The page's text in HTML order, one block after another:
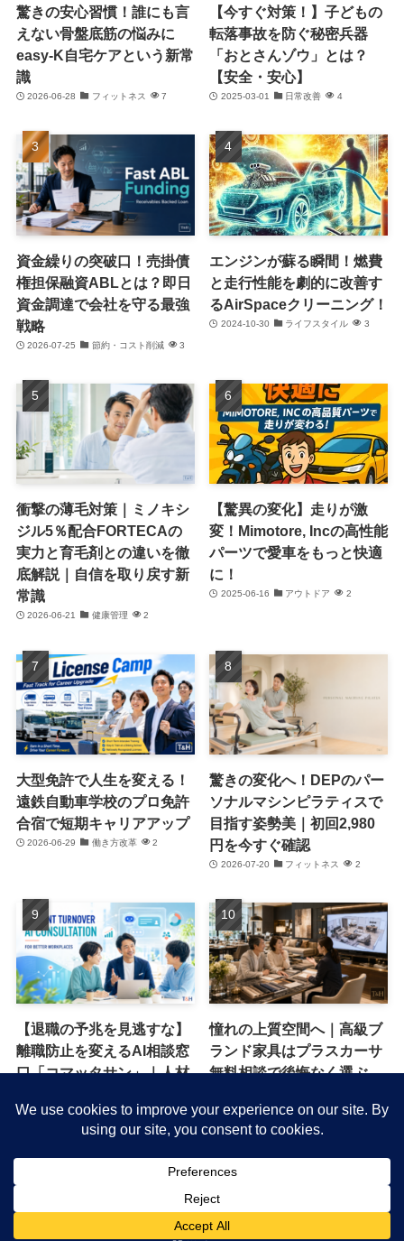
驚きの安心習慣！誰にも言
えない骨盤底筋の悩みに
easy-K自宅ケアという新常
識
2026-06-28 フィットネス 7
【今すぐ対策！】子どもの
転落事故を防ぐ秘密兵器
「おとさんゾウ」とは？
【安全・安心】
2025-03-01 日常改善 4
資金繰りの突破口！売掛債
権担保融資ABLとは？即日
資金調達で会社を守る最強
戦略
2026-07-25 節約・コスト削減 3
エンジンが蘇る瞬間！燃費
と走行性能を劇的に改善す
るAirSpaceクリーニング！
2024-10-30 ライフスタイル 3
衝撃の薄毛対策｜ミノキシ
ジル5％配合FORTECAの
実力と育毛剤との違いを徹
底解説｜自信を取り戻す新
常識
2026-06-21 健康管理 2
【驚異の変化】走りが激
変！Mimotore, Incの高性能
パーツで愛車をもっと快適
に！
2025-06-16 アウトドア 2
大型免許で人生を変える！
遠鉄自動車学校のプロ免許
合宿で短期キャリアアップ
2026-06-29 働き方改革 2
驚きの変化へ！DEPのパー
ソナルマシンピラティスで
目指す姿勢美｜初回2,980
円を今すぐ確認
2026-07-20 フィットネス 2
【退職の予兆を見逃すな】
離職防止を変えるAI相談窓
口「コマッタサン」｜人材
2026-07-16 働き方改革 1
憧れの上質空間へ｜高級ブ
ランド家具はプラスカーサ
無料相談で後悔なく選ぶ
1